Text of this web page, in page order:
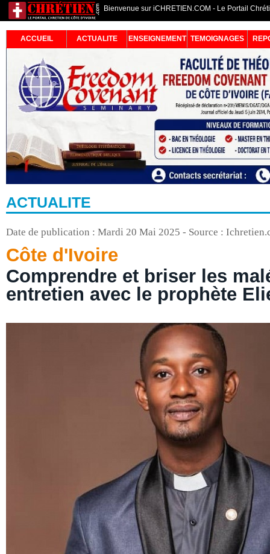
Bienvenue sur iCHRETIEN.COM - Le Portail
ACCUEIL ACTUALITE ENSEIGNEMENT TEMOIGNAGES
ACTUALITE
Date de publication : Mardi 20 Mai 2025 - Source :
Côte d'Ivoire
Comprendre et briser les
entretien avec le prophète